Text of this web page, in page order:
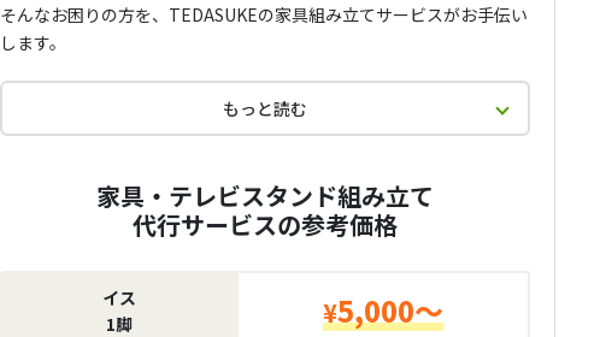
そんなお困りの方を、TEDASUKEの家具組み立てサービスがお手伝い
します。
もっと読む
家具・テレビスタンド組み立て
代行サービスの参考価格
イス
1脚
¥5,000～